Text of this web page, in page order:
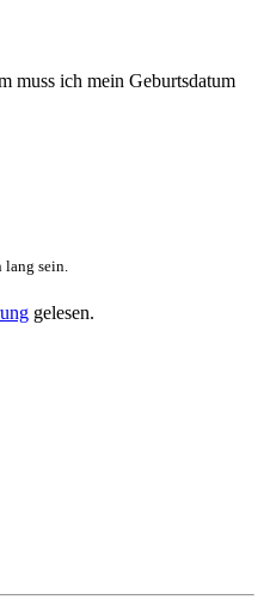
muss ich mein Geburtsdatum
lang sein.
gelesen.